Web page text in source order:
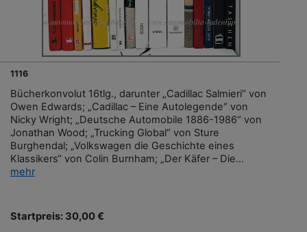
1116
Bücherkonvolut 16tlg., darunter „Cadillac Salmieri“ von
Owen Edwards; „Cadillac – Eine Autolegende“ von
Nicky Wright; „Deutsche Automobile 1886-1986“ von
Jonathan Wood; „Trucking Global“ von Sture
Burghendal; „Volkswagen die Geschichte eines
Klassikers“ von Colin Burnham; „Der Käfer – Die...
mehr
Startpreis: 30,00 €